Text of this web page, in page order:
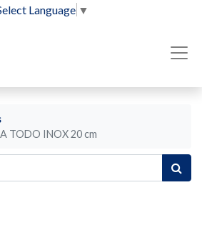
Language ▼
TODO INOX 20 cm